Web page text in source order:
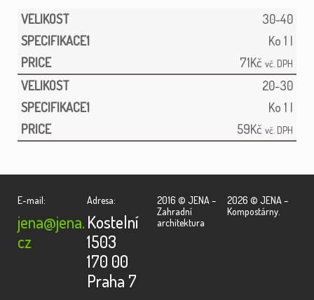
30-40
Ko 1 l
71Kč vč. DPH
20-30
Ko 1 l
59Kč vč. DPH
E-mail:
jena@jena.
cz
Adresa:
Kostelní
1503
170 00
Praha 7
2016 © JENA –
Zahradní
architektura
2026 © JENA –
Kompostárny.